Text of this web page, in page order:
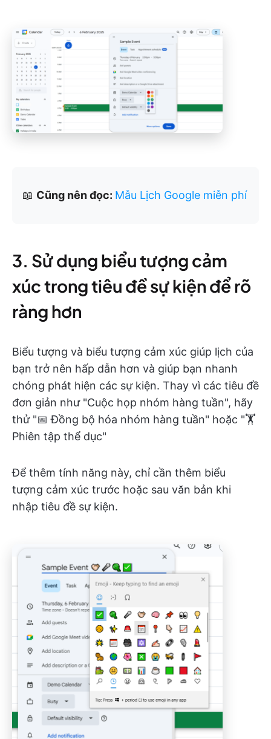
📖 Cũng nên đọc: Mẫu Lịch Google miễn phí
3. Sử dụng biểu tượng cảm
xúc trong tiêu đề sự kiện để rõ
ràng hơn
Biểu tượng và biểu tượng cảm xúc giúp lịch của
bạn trở nên hấp dẫn hơn và giúp bạn nhanh
chóng phát hiện các sự kiện. Thay vì các tiêu đề
đơn giản như "Cuộc họp nhóm hàng tuần", hãy
thử "📅 Đồng bộ hóa nhóm hàng tuần" hoặc "🏋️
Phiên tập thể dục"
Để thêm tính năng này, chỉ cần thêm biểu
tượng cảm xúc trước hoặc sau văn bản khi
nhập tiêu đề sự kiện.